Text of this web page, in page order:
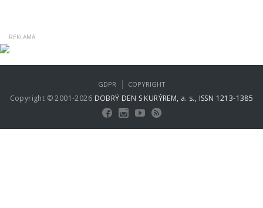
Copyright © 2001-2026 DOBRÝ DEN S KURÝREM, a. s., ISSN 1213-1385
GDPR | COPYRIGHT